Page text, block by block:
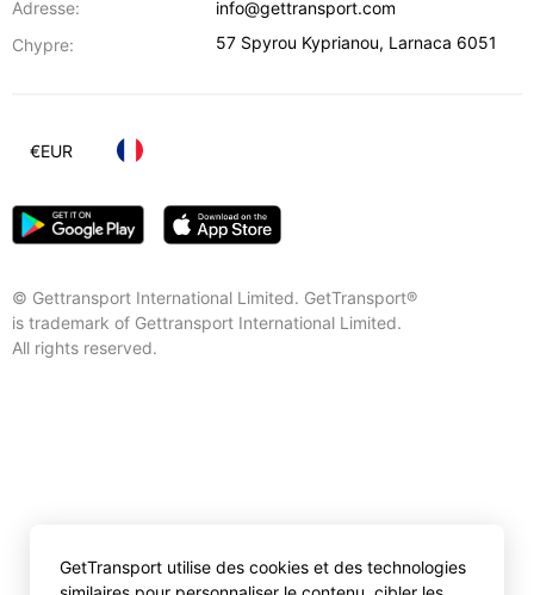
Adresse:
info@gettransport.com
Chypre:
57 Spyrou Kyprianou, Larnaca 6051
© Gettransport International Limited. GetTransport®
is trademark of Gettransport International Limited.
All rights reserved.
€EUR
GetTransport utilise des cookies et des technologies